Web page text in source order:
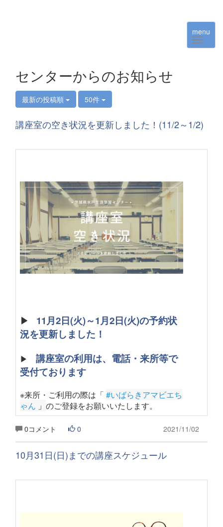
menu
センターからのお知らせ
最新の投稿順 50件
講座室の空き状況を更新しました！(11/2～1/2)
▶
11月2日(火)～1月2日(火)の予約状
況を更新しました！
▶ 講座室の利用は、電話・来所等で
受付ております
※来所・ご利用の際は「 #いばらきアマビエち
ゃん 」 のご登録をお願いいたします。
0コメント 0 2021/11/02
10月31日(日)までの講座スケジュール